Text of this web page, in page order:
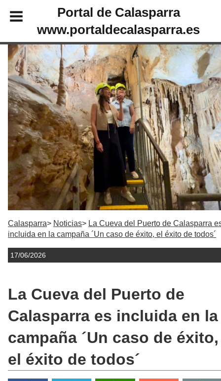
Portal de Calasparra
www.portaldecalasparra.es
Calasparra Noticias
La Cueva del Puerto de Calasparra
incluida en la campaña ´Un caso de éxito, el éxito de todos´
17/06/2026
La Cueva del Puerto de
Calasparra es incluida en la
campaña ´Un caso de éxito,
el éxito de todos´